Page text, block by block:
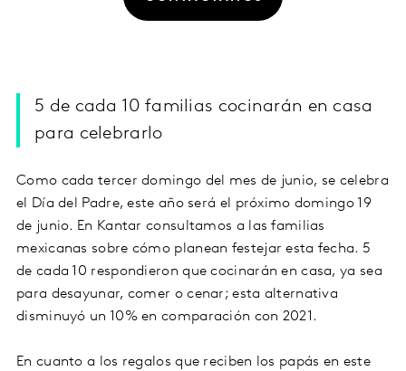
5 de cada 10 familias cocinarán en casa
para celebrarlo
Como cada tercer domingo del mes de junio, se celebra
el Día del Padre, este año será el próximo domingo 19
de junio. En Kantar consultamos a las familias
mexicanas sobre cómo planean festejar esta fecha. 5
de cada 10 respondieron que cocinarán en casa, ya sea
para desayunar, comer o cenar; esta alternativa
disminuyó un 10% en comparación con 2021.
En cuanto a los regalos que reciben los papás en este